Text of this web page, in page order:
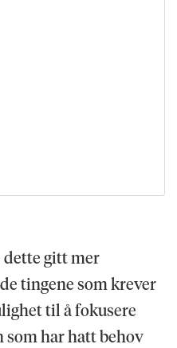
gitt mer
tingene som krever
til å fokusere
som har hatt behov